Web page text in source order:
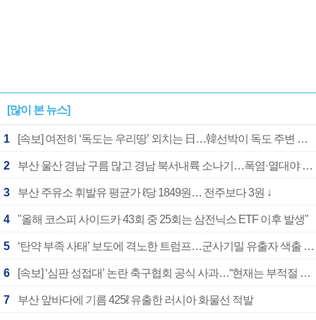
[많이 본 뉴스]
1 [속보] 여전히 ‘독도는 우리땅’ 외치는 日…韓선박이 독도 주변 해양조사 활동하자 반발
2 부산 울산 경남 구름 많고 경남 북서내륙 소나기…폭염·열대야 계속
3 부산 주유소 휘발유 평균가 ℓ당 1849원… 전주보다 3원 ↓
4 "올해 코스피 사이드카 43회 중 25회는 삼전닉스 ETF 이후 발생"
5 ‘탄약 부족 사태’ 보도에 격노한 트럼프…군사기밀 유출자 색출 지시
6 [속보] ‘심판 성접대’ 논란 축구협회 공식 사과…“현재는 부적절 행위 없어”
7 부산 앞바다에 기름 425ℓ 유출한 러시아 화물선 적발